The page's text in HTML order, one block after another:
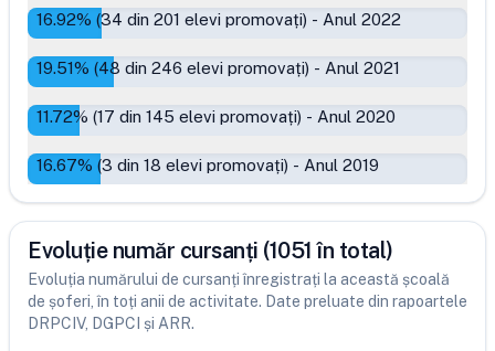
16.92% (34 din 201 elevi promovați) - Anul 2022
19.51% (48 din 246 elevi promovați) - Anul 2021
11.72% (17 din 145 elevi promovați) - Anul 2020
16.67% (3 din 18 elevi promovați) - Anul 2019
Evoluție număr cursanți (1051 în total)
Evoluția numărului de cursanți înregistrați la această școală
de șoferi, în toți anii de activitate. Date preluate din rapoartele
DRPCIV, DGPCI și ARR.